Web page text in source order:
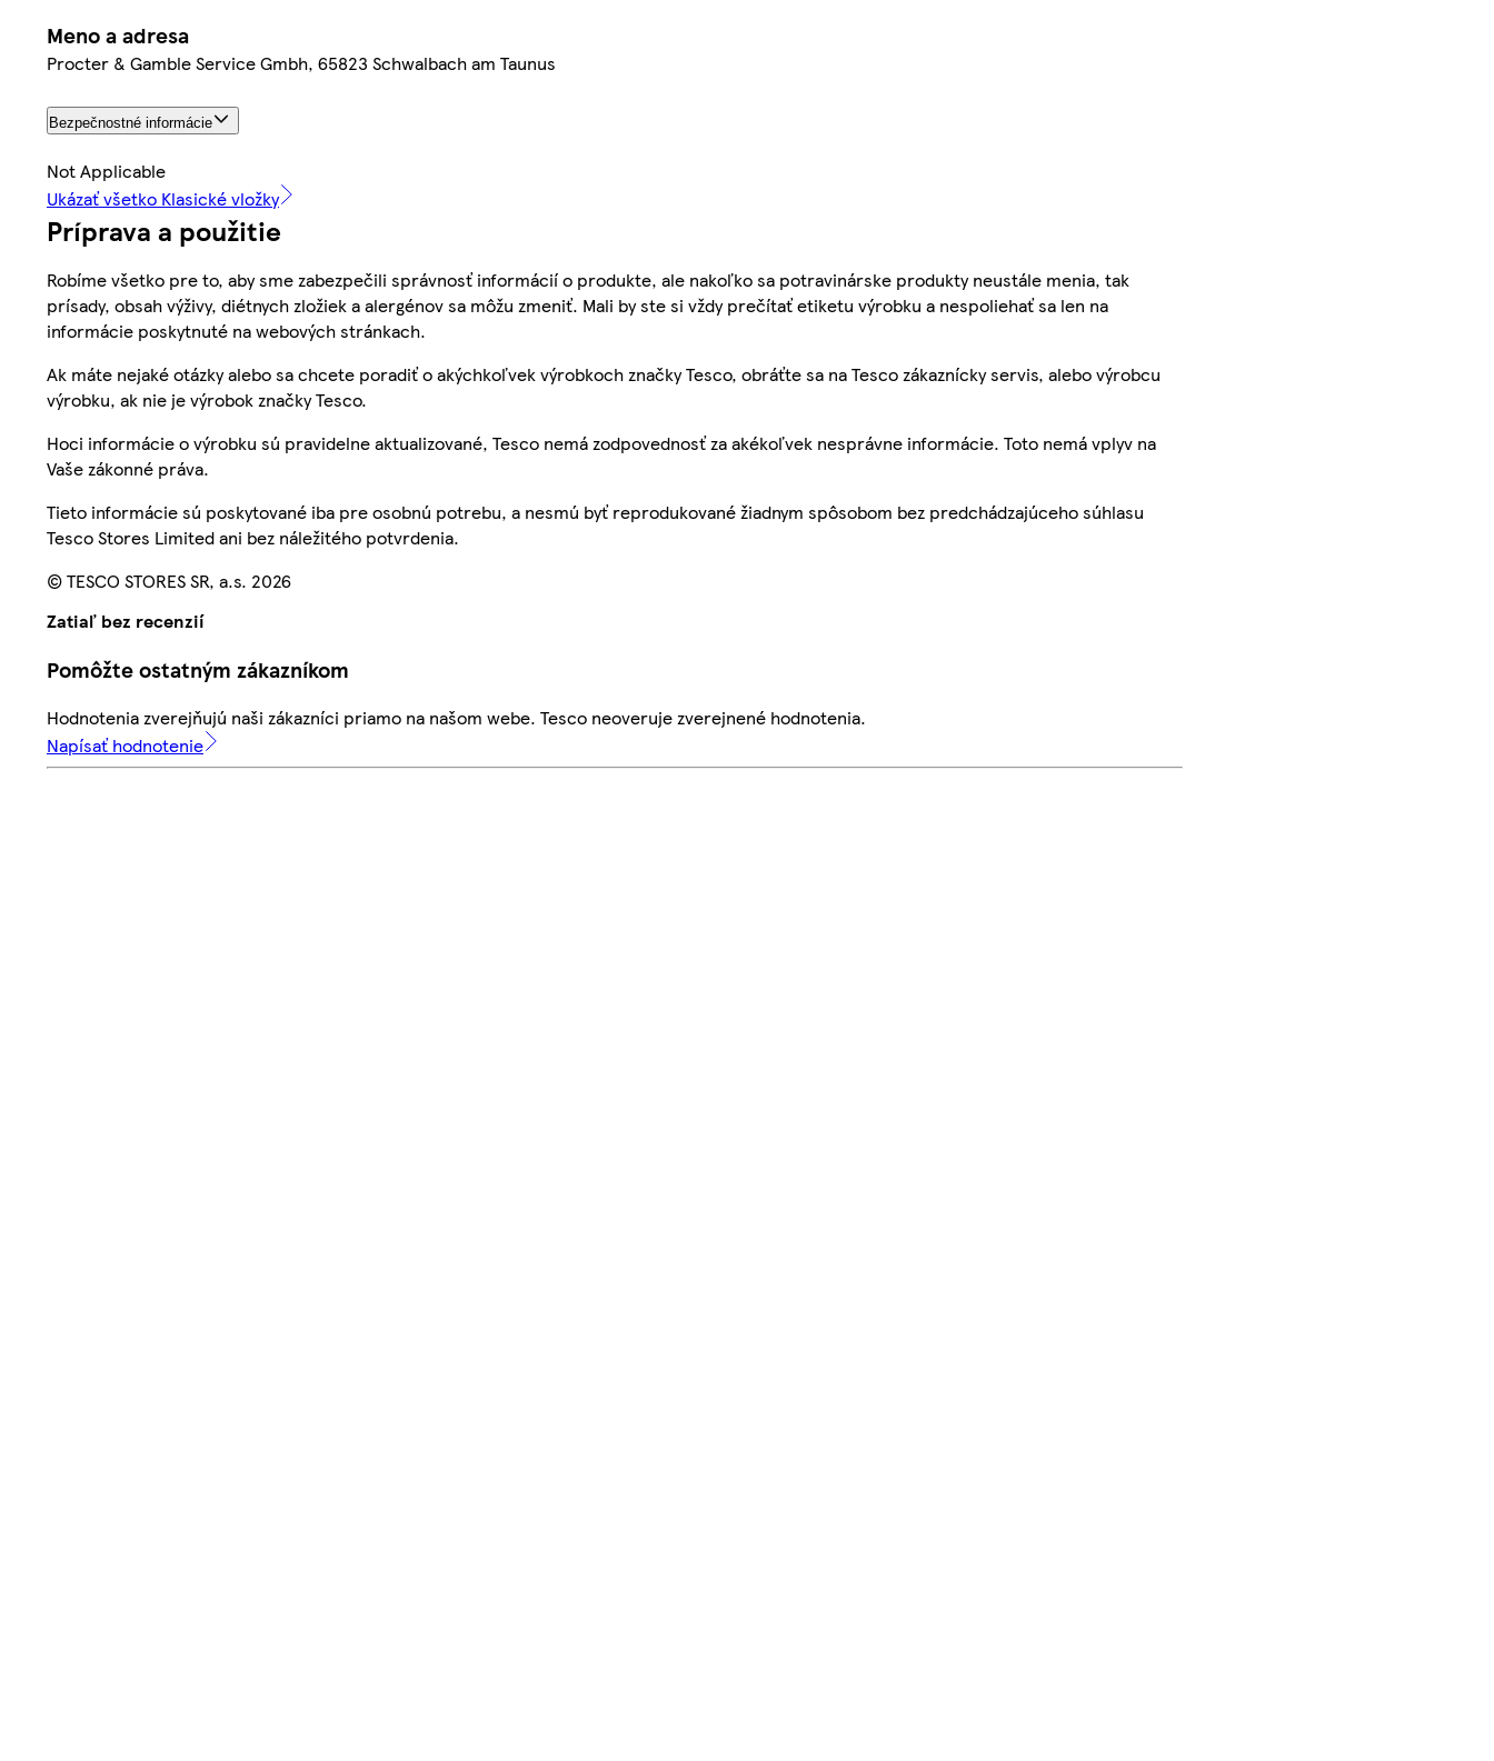
Meno a adresa
Procter & Gamble Service Gmbh, 65823 Schwalbach am Taunus
Bezpečnostné informácie
Not Applicable
Ukázať všetko Klasické vložky
Príprava a použitie
Robíme všetko pre to, aby sme zabezpečili správnosť informácií o produkte, ale nakoľko sa potravinárske produkty neustále menia, tak
prísady, obsah výživy, diétnych zložiek a alergénov sa môžu zmeniť. Mali by ste si vždy prečítať etiketu výrobku a nespoliehať sa len na
informácie poskytnuté na webových stránkach.
Ak máte nejaké otázky alebo sa chcete poradiť o akýchkoľvek výrobkoch značky Tesco, obráťte sa na Tesco zákaznícky servis, alebo výrobcu
výrobku, ak nie je výrobok značky Tesco.
Hoci informácie o výrobku sú pravidelne aktualizované, Tesco nemá zodpovednosť za akékoľvek nesprávne informácie. Toto nemá vplyv na
Vaše zákonné práva.
Tieto informácie sú poskytované iba pre osobnú potrebu, a nesmú byť reprodukované žiadnym spôsobom bez predchádzajúceho súhlasu
Tesco Stores Limited ani bez náležitého potvrdenia.
© TESCO STORES SR, a.s. 2026
Zatiaľ bez recenzií
Pomôžte ostatným zákazníkom
Hodnotenia zverejňujú naši zákazníci priamo na našom webe. Tesco neoveruje zverejnené hodnotenia.
Napísať hodnotenie